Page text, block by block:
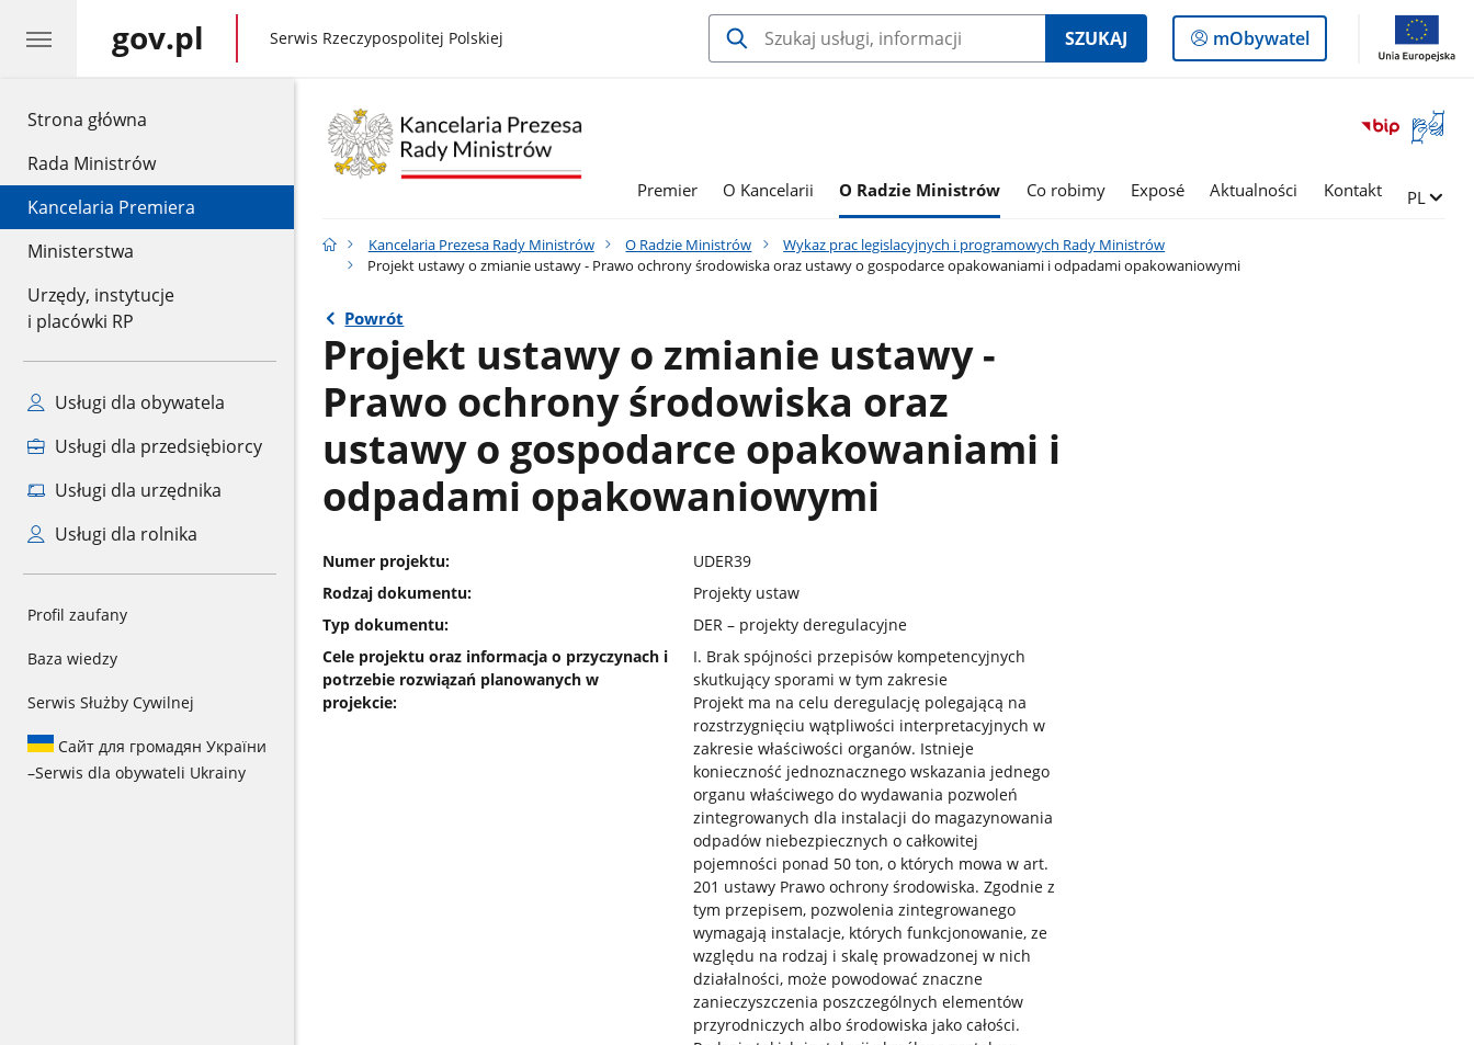
Strona główna
Rada Ministrów
Kancelaria Premiera
Ministerstwa
Urzędy, instytucje
i placówki RP
Usługi dla obywatela
Usługi dla przedsiębiorcy
Usługi dla urzędnika
Usługi dla rolnika
Profil zaufany
Baza wiedzy
Serwis Służby Cywilnej
Сайт для громадян України
–Serwis dla obywateli Ukrainy
gov.pl gov.pl
Serwis Rzeczypospolitej Polskiej SZUKAJ
Logowanie
do
mObywatel
Otwórz
okno
języka
Premier O Kancelarii O Radzie Ministrów Co robimy Exposé Aktualności Kontakt Zmień
PL
Kancelaria Prezesa Rady Ministrów O Radzie Ministrów
Wykaz prac legislacyjnych i programowych Rady Ministrów
Projekt ustawy o zmianie ustawy - Prawo ochrony środowiska oraz ustawy o gospodarce opakowaniami i odpadami opakowaniowymi
Powrót
Projekt ustawy o zmianie ustawy -
Prawo ochrony środowiska oraz
ustawy o gospodarce opakowaniami i
odpadami opakowaniowymi
Numer projektu:
UDER39
Rodzaj dokumentu:
Projekty ustaw
Typ dokumentu:
DER – projekty deregulacyjne
Cele projektu oraz informacja o przyczynach i
potrzebie rozwiązań planowanych w
projekcie:
I. Brak spójności przepisów kompetencyjnych
skutkujący sporami w tym zakresie
Projekt ma na celu deregulację polegającą na
rozstrzygnięciu wątpliwości interpretacyjnych w
zakresie właściwości organów. Istnieje
konieczność jednoznacznego wskazania jednego
organu właściwego do wydawania pozwoleń
zintegrowanych dla instalacji do magazynowania
odpadów niebezpiecznych o całkowitej
pojemności ponad 50 ton, o których mowa w art.
201 ustawy Prawo ochrony środowiska. Zgodnie z
tym przepisem, pozwolenia zintegrowanego
wymagają instalacje, których funkcjonowanie, ze
względu na rodzaj i skalę prowadzonej w nich
działalności, może powodować znaczne
zanieczyszczenia poszczególnych elementów
przyrodniczych albo środowiska jako całości.